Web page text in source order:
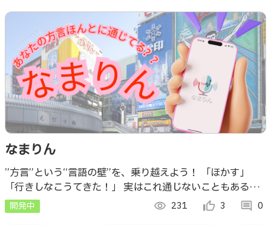
なまりん
”方言”という“言語の壁”を、乗り越えよう！ 「ほかす」
「行きしなこうてきた！」 実はこれ通じないこともあるん
です。 普段使っていた言葉が伝わらない、そんな“方言のす
れ違い”を減らします
開発中 visibility 231 thumb_up_alt 3 comment 0